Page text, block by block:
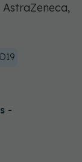
-